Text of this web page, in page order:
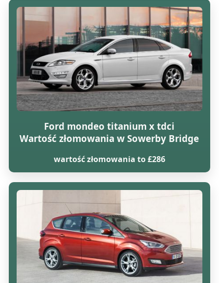
Ford mondeo titanium x tdci
Wartość złomowania w Sowerby Bridge
wartość złomowania to £286